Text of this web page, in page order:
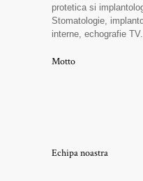
protetica si
Stomatologie,
interne, echografie TV.
Motto
Echipa noastra